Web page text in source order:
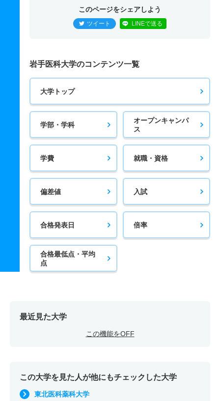
このページをシェアしよう
ツイート LINEで送る
岩手医科大学のコンテンツ一覧
大学トップ
学部・学科
オープンキャンパ
ス
学費 就職・資格
偏差値 入試
合格発表日 倍率
合格最低点・平均
点
最近見た大学
この機能をOFF
この大学を見た人が他にもチェックした大学
東北医科薬科大学